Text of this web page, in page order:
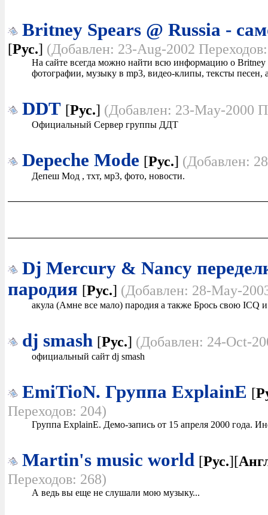
Britney Spears @ Russia -
[Рус.] (Добавлен: 23-Aug-2002
На сайте всегда можно найти всю информацию о Britney
фотографии, музыку в mp3, видео-клипы, тексты песен,
DDT [Рус.] (Добавлен: 23-May-2000
Официальный Сервер группы ДДТ
Depeche Mode [Рус.] (Добавлен:
Депеш Мод , тхт, мр3, фото, новости.
Dj Mercury & Nancy
пародия [Рус.] (Добавлен: 28-May-
акула (Амне все мало) пародия а также Брось свою ICQ
dj smash [Рус.] (Добавлен: 24-Oct-
официальный сайт dj smash
EmiTioN. Группа ExplainE [
Переходов: 204)
Группа ExplainE. Демо-запись от 15 апреля 2000 года.
Martin's music world [Рус.][
Переходов: 268)
А ведь вы еще не слушали мою музыку...